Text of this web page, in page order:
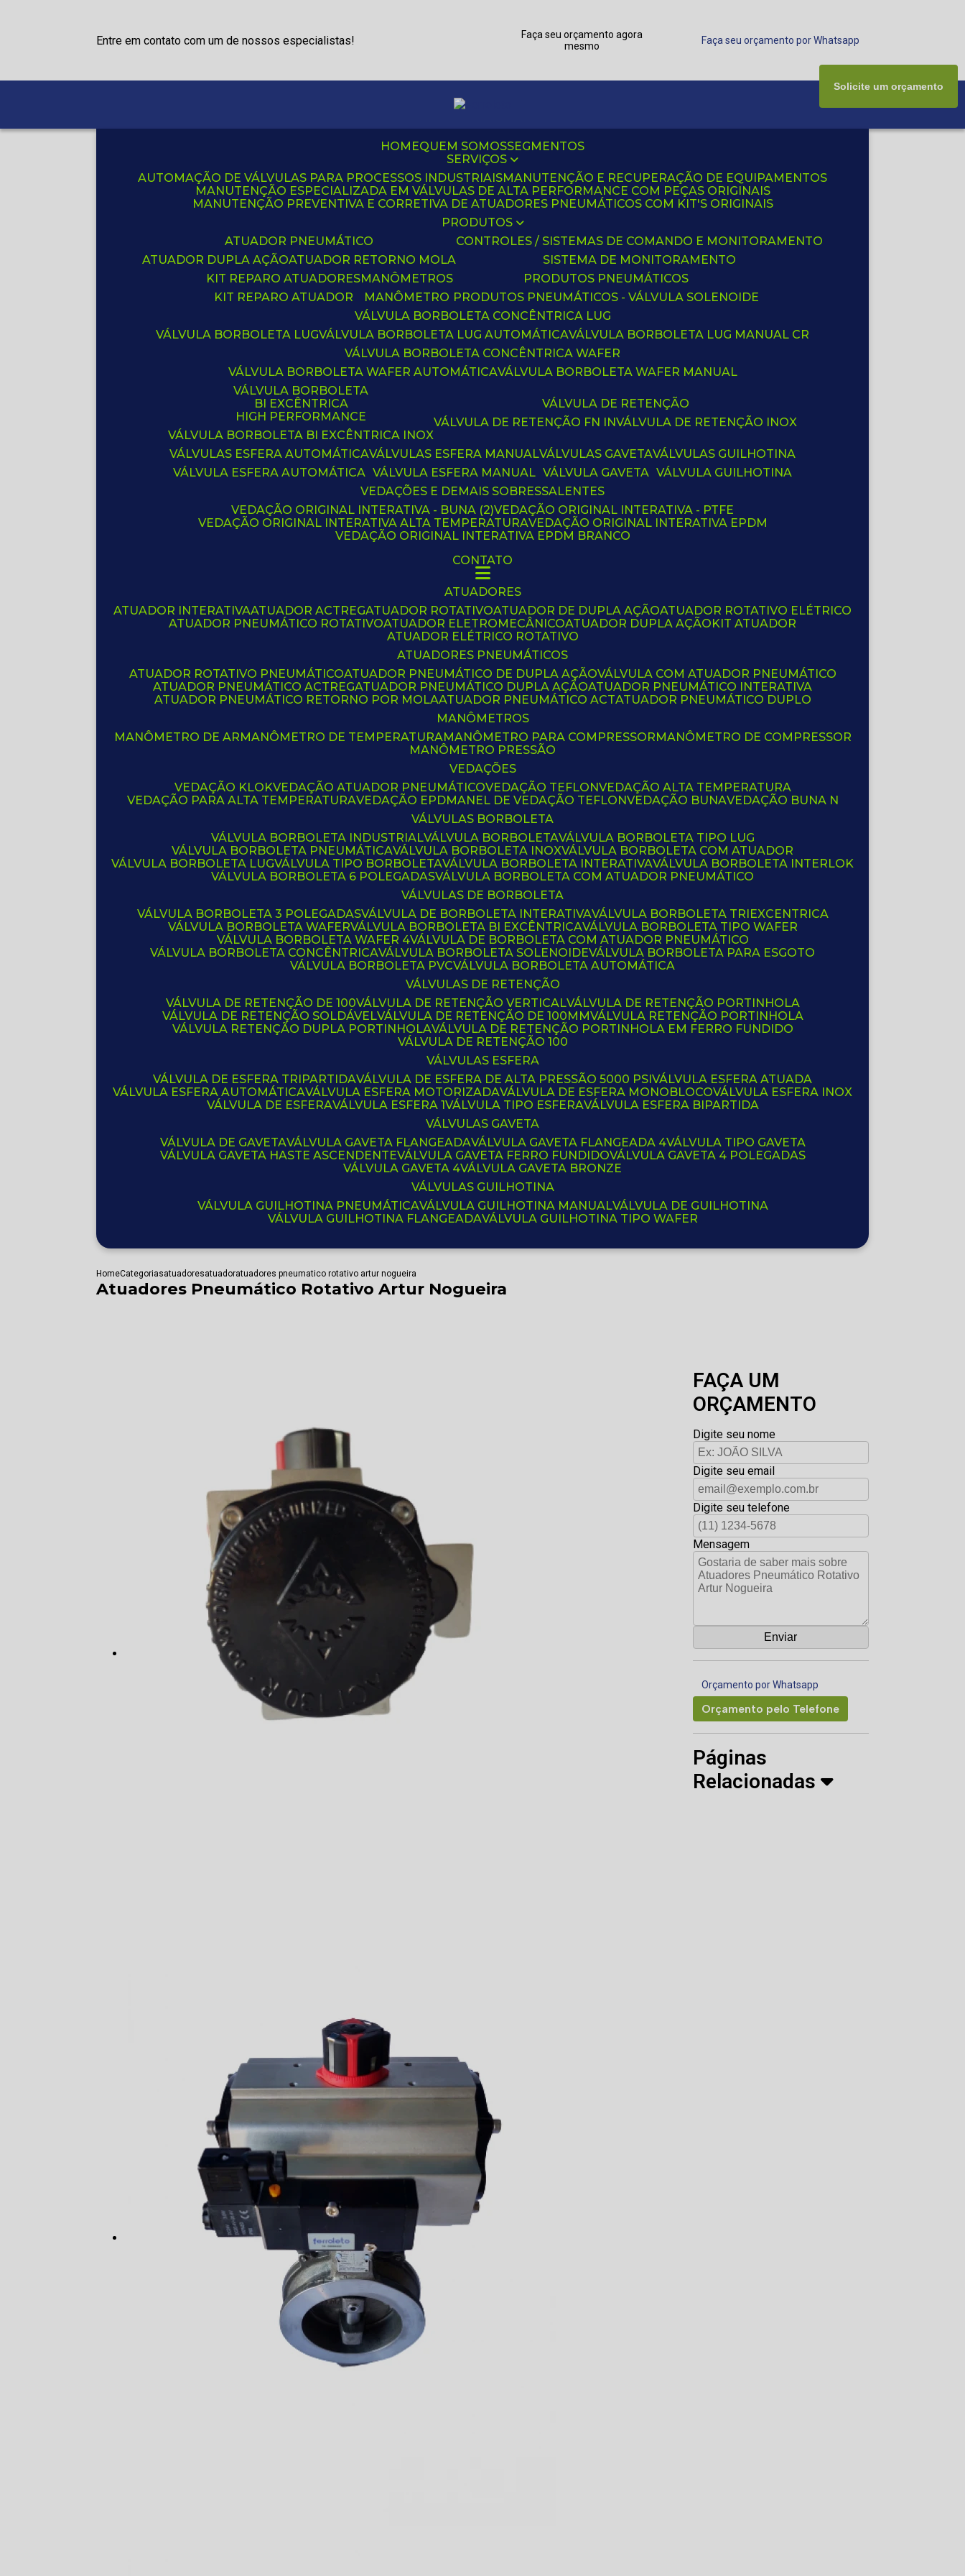
Entre em contato com um de nossos especialistas!
Faça seu orçamento agora
mesmo
Faça seu orçamento por Whatsapp
HOME QUEM SOMOS
SEGMENTOS
SERVIÇOS
AUTOMAÇÃO DE VÁLVULAS PARA PROCESSOS INDUSTRIAIS
MANUTENÇÃO E RECUPERAÇÃO DE EQUIPAMENTOS
MANUTENÇÃO ESPECIALIZADA EM VÁLVULAS DE ALTA PERFORMANCE COM PEÇAS ORIGINAIS
MANUTENÇÃO PREVENTIVA E CORRETIVA DE ATUADORES PNEUMÁTICOS COM KIT'S ORIGINAIS
PRODUTOS
ATUADOR PNEUMÁTICO
ATUADOR DUPLA AÇÃO
ATUADOR RETORNO MOLA
CONTROLES / SISTEMAS DE COMANDO E MONITORAMENTO
SISTEMA DE MONITORAMENTO
KIT REPARO ATUADORES
KIT REPARO ATUADOR
MANÔMETROS
MANÔMETRO
PRODUTOS PNEUMÁTICOS
PRODUTOS PNEUMÁTICOS - VÁLVULA SOLENOIDE
VÁLVULA BORBOLETA CONCÊNTRICA LUG
VÁLVULA BORBOLETA LUG VÁLVULA BORBOLETA LUG AUTOMÁTICA VÁLVULA BORBOLETA LUG MANUAL CR
VÁLVULA BORBOLETA CONCÊNTRICA WAFER
VÁLVULA BORBOLETA WAFER AUTOMÁTICA VÁLVULA BORBOLETA WAFER MANUAL
VÁLVULA BORBOLETA
BI EXCÊNTRICA
HIGH PERFORMANCE
VÁLVULA BORBOLETA BI EXCÊNTRICA INOX
VÁLVULA DE RETENÇÃO
VÁLVULA DE RETENÇÃO FN IN VÁLVULA DE RETENÇÃO INOX
VÁLVULAS ESFERA AUTOMÁTICA
VÁLVULA ESFERA AUTOMÁTICA
VÁLVULAS ESFERA MANUAL
VÁLVULA ESFERA MANUAL
VÁLVULAS GAVETA
VÁLVULA GAVETA
VÁLVULAS GUILHOTINA
VÁLVULA GUILHOTINA
VEDAÇÕES E DEMAIS SOBRESSALENTES
VEDAÇÃO ORIGINAL INTERATIVA - BUNA (2)
VEDAÇÃO ORIGINAL INTERATIVA - PTFE
VEDAÇÃO ORIGINAL INTERATIVA ALTA TEMPERATURA VEDAÇÃO ORIGINAL INTERATIVA EPDM
VEDAÇÃO ORIGINAL INTERATIVA EPDM BRANCO
CONTATO
ATUADORES
ATUADOR INTERATIVA ATUADOR ACTREG ATUADOR ROTATIVO ATUADOR DE DUPLA AÇÃO
ATUADOR ROTATIVO ELÉTRICO
ATUADOR PNEUMÁTICO ROTATIVO
ATUADOR ELETROMECÂNICO ATUADOR DUPLA AÇÃO
KIT ATUADOR
ATUADOR ELÉTRICO ROTATIVO
ATUADORES PNEUMÁTICOS
ATUADOR ROTATIVO PNEUMÁTICO
ATUADOR PNEUMÁTICO DE DUPLA AÇÃO VÁLVULA COM ATUADOR PNEUMÁTICO
ATUADOR PNEUMÁTICO ACTREG
ATUADOR PNEUMÁTICO DUPLA AÇÃO
ATUADOR PNEUMÁTICO INTERATIVA
ATUADOR PNEUMÁTICO RETORNO POR MOLA ATUADOR PNEUMÁTICO ACT
ATUADOR PNEUMÁTICO DUPLO
MANÔMETROS
MANÔMETRO DE AR
MANÔMETRO DE TEMPERATURA MANÔMETRO PARA COMPRESSOR
MANÔMETRO DE COMPRESSOR
MANÔMETRO PRESSÃO
VEDAÇÕES
VEDAÇÃO KLOK VEDAÇÃO ATUADOR PNEUMÁTICO VEDAÇÃO TEFLON
VEDAÇÃO ALTA TEMPERATURA
VEDAÇÃO PARA ALTA TEMPERATURA VEDAÇÃO EPDM ANEL DE VEDAÇÃO TEFLON VEDAÇÃO BUNA VEDAÇÃO BUNA N
VÁLVULAS BORBOLETA
VÁLVULA BORBOLETA INDUSTRIAL VÁLVULA BORBOLETA VÁLVULA BORBOLETA TIPO LUG
VÁLVULA BORBOLETA PNEUMÁTICA VÁLVULA BORBOLETA INOX VÁLVULA BORBOLETA COM ATUADOR
VÁLVULA BORBOLETA LUG VÁLVULA TIPO BORBOLETA VÁLVULA BORBOLETA INTERATIVA VÁLVULA BORBOLETA INTERLOK
VÁLVULA BORBOLETA 6 POLEGADAS VÁLVULA BORBOLETA COM ATUADOR PNEUMÁTICO
VÁLVULAS DE BORBOLETA
VÁLVULA BORBOLETA 3 POLEGADAS VÁLVULA DE BORBOLETA INTERATIVA VÁLVULA BORBOLETA TRIEXCENTRICA
VÁLVULA BORBOLETA WAFER VÁLVULA BORBOLETA BI EXCÊNTRICA VÁLVULA BORBOLETA TIPO WAFER
VÁLVULA BORBOLETA WAFER 4 VÁLVULA DE BORBOLETA COM ATUADOR PNEUMÁTICO
VÁLVULA BORBOLETA CONCÊNTRICA VÁLVULA BORBOLETA SOLENOIDE VÁLVULA BORBOLETA PARA ESGOTO
VÁLVULA BORBOLETA PVC VÁLVULA BORBOLETA AUTOMÁTICA
VÁLVULAS DE RETENÇÃO
VÁLVULA DE RETENÇÃO DE 100 VÁLVULA DE RETENÇÃO VERTICAL VÁLVULA DE RETENÇÃO PORTINHOLA
VÁLVULA DE RETENÇÃO SOLDÁVEL VÁLVULA DE RETENÇÃO DE 100MM
VÁLVULA RETENÇÃO PORTINHOLA
VÁLVULA RETENÇÃO DUPLA PORTINHOLA VÁLVULA DE RETENÇÃO PORTINHOLA EM FERRO FUNDIDO
VÁLVULA DE RETENÇÃO 100
VÁLVULAS ESFERA
VÁLVULA DE ESFERA TRIPARTIDA VÁLVULA DE ESFERA DE ALTA PRESSÃO 5000 PSI VÁLVULA ESFERA ATUADA
VÁLVULA ESFERA AUTOMÁTICA VÁLVULA ESFERA MOTORIZADA VÁLVULA DE ESFERA MONOBLOCO VÁLVULA ESFERA INOX
VÁLVULA DE ESFERA VÁLVULA ESFERA 1 VÁLVULA TIPO ESFERA VÁLVULA ESFERA BIPARTIDA
VÁLVULAS GAVETA
VÁLVULA DE GAVETA VÁLVULA GAVETA FLANGEADA VÁLVULA GAVETA FLANGEADA 4 VÁLVULA TIPO GAVETA
VÁLVULA GAVETA HASTE ASCENDENTE VÁLVULA GAVETA FERRO FUNDIDO VÁLVULA GAVETA 4 POLEGADAS
VÁLVULA GAVETA 4 VÁLVULA GAVETA BRONZE
VÁLVULAS GUILHOTINA
VÁLVULA GUILHOTINA PNEUMÁTICA VÁLVULA GUILHOTINA MANUAL VÁLVULA DE GUILHOTINA
VÁLVULA GUILHOTINA FLANGEADA VÁLVULA GUILHOTINA TIPO WAFER
Solicite um orçamento
HomeCategoriasatuadoresatuadoratuadores pneumatico rotativo artur nogueira
Atuadores Pneumático Rotativo Artur Nogueira
FAÇA UM
ORÇAMENTO
Digite seu nome
Digite seu email
Digite seu telefone
Mensagem
Orçamento por Whatsapp
Orçamento pelo Telefone
Páginas
Relacionadas